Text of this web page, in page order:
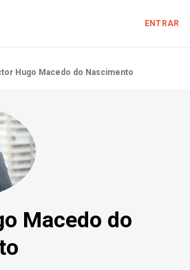
ENTRAR
Hugo Macedo do Nascimento
Macedo do